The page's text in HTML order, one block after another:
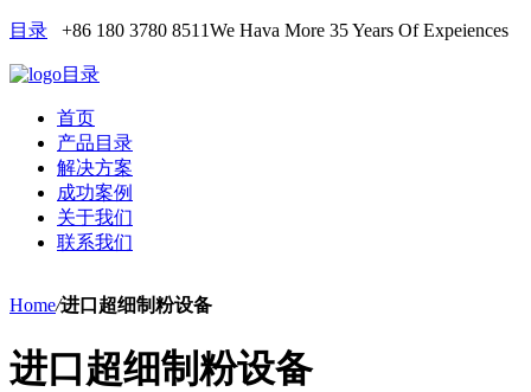
目录 +86 180 3780 8511We Hava More 35 Years Of Expeiences
目录
首页
产品目录
解决方案
成功案例
关于我们
联系我们
Home/进口超细制粉设备
进口超细制粉设备